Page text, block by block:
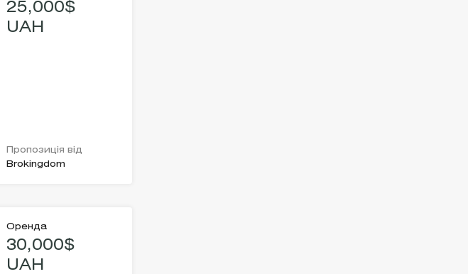
25,000$
UAH
Пропозиція від
Brokingdom
Оренда
30,000$
UAH